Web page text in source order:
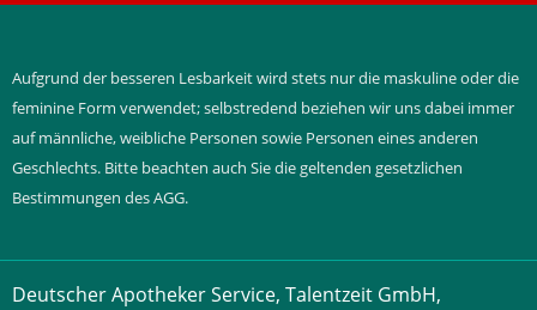
Aufgrund der besseren Lesbarkeit wird stets nur die maskuline oder die
feminine Form verwendet; selbstredend beziehen wir uns dabei immer
auf männliche, weibliche Personen sowie Personen eines anderen
Geschlechts. Bitte beachten auch Sie die geltenden gesetzlichen
Bestimmungen des AGG.
Deutscher Apotheker Service, Talentzeit GmbH,